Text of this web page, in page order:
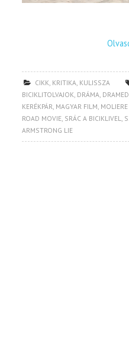
CIKK, KRITIKA, KULISSZA
BICIKLITOLVAJOK, DRÁMA,
KERÉKPÁR, MAGYAR FILM,
ROAD MOVIE, SRÁC A BICIKLIVEL,
ARMSTRONG LIE